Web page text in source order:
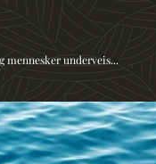
mennesker underveis...